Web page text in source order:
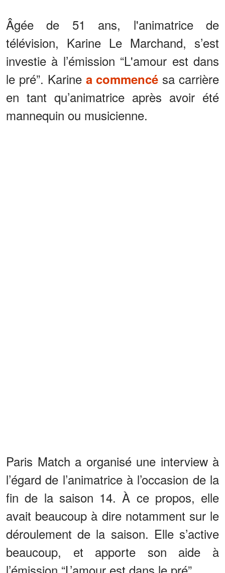
Âgée de 51 ans, l'animatrice de
télévision, Karine Le Marchand, s’est
investie à l’émission “L'amour est dans
le pré”. Karine a commencé sa carrière
en tant qu’animatrice après avoir été
mannequin ou musicienne.
Paris Match a organisé une interview à
l’égard de l’animatrice à l’occasion de la
fin de la saison 14. À ce propos, elle
avait beaucoup à dire notamment sur le
déroulement de la saison. Elle s’active
beaucoup, et apporte son aide à